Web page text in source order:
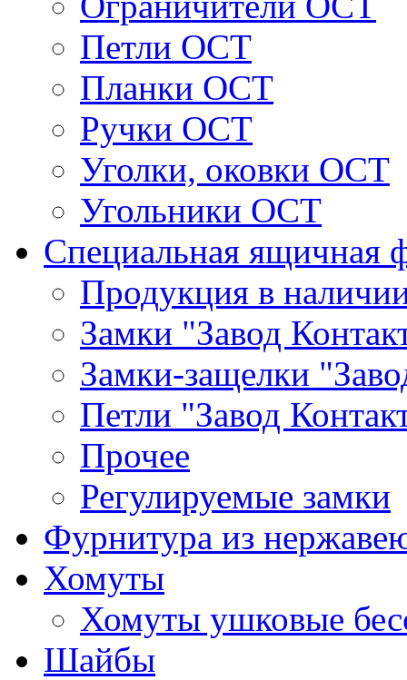
Петли ОСТ
Планки ОСТ
Ручки ОСТ
Уголки, оковки ОСТ
Угольники ОСТ
Специальная ящичная
Продукция в
Замки "Завод
Замки-защелки
Петли "Завод
Прочее
Регулируемые замки
Фурнитура из
Хомуты
Хомуты ушковые
Шайбы